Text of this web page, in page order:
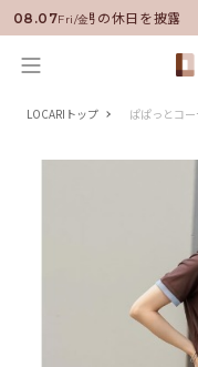
08.07Fri/金
任！いい男の休日を披露
LOCARIトップ ぱぱっとコ